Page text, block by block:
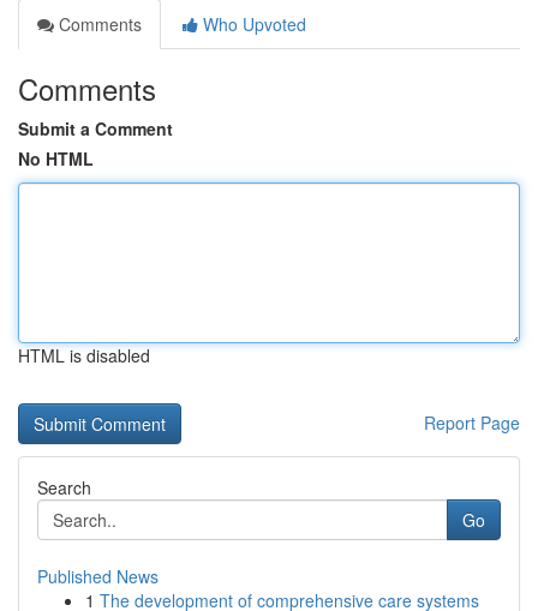
Comments
Who Upvoted
Comments
Submit a Comment
No HTML
HTML is disabled
Report Page
Search
Go
Published News
1 The development of comprehensive care systems